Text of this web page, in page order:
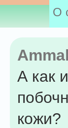
О
А как
кожи?